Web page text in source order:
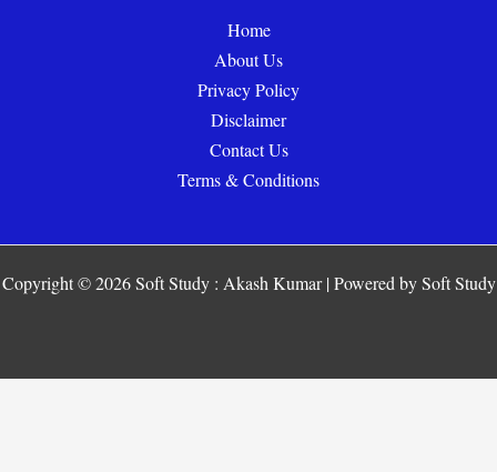
Home
About Us
Privacy Policy
Disclaimer
Contact Us
Terms & Conditions
Copyright © 2026 Soft Study : Akash Kumar | Powered by Soft Study